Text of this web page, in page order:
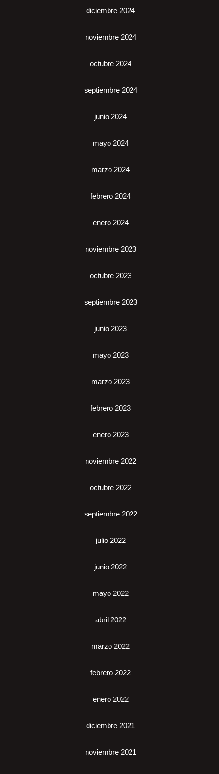
diciembre 2024
noviembre 2024
octubre 2024
septiembre 2024
junio 2024
mayo 2024
marzo 2024
febrero 2024
enero 2024
noviembre 2023
octubre 2023
septiembre 2023
junio 2023
mayo 2023
marzo 2023
febrero 2023
enero 2023
noviembre 2022
octubre 2022
septiembre 2022
julio 2022
junio 2022
mayo 2022
abril 2022
marzo 2022
febrero 2022
enero 2022
diciembre 2021
noviembre 2021